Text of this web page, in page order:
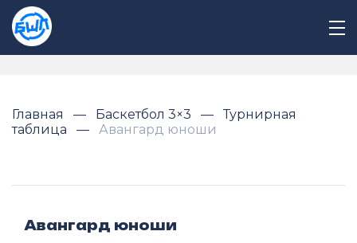
Главная Баскетбол 3×3
Турнирная
таблица
Авангард юноши
Авангард юноши